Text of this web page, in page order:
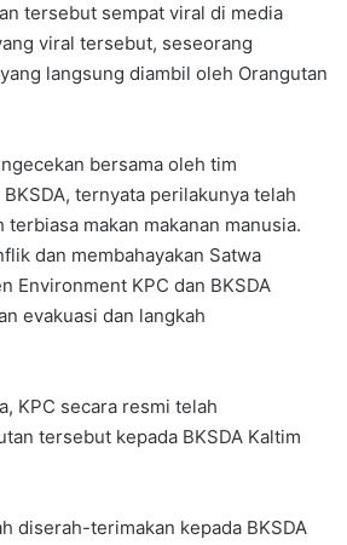
tersebut sempat viral di media
viral tersebut, seseorang
langsung diambil oleh Orangutan
bersama oleh tim
ternyata perilakunya telah
makan makanan manusia.
dan membahayakan Satwa
Environment KPC dan BKSDA
evakuasi dan langkah
KPC secara resmi telah
tersebut kepada BKSDA Kaltim
diserah-terimakan kepada BKSDA